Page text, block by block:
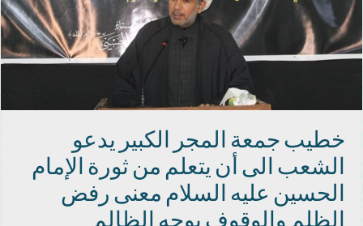
خطيب جمعة المجر الكبير يدعو
الشعب الى أن يتعلم من ثورة الإمام
الحسين عليه السلام معنى رفض